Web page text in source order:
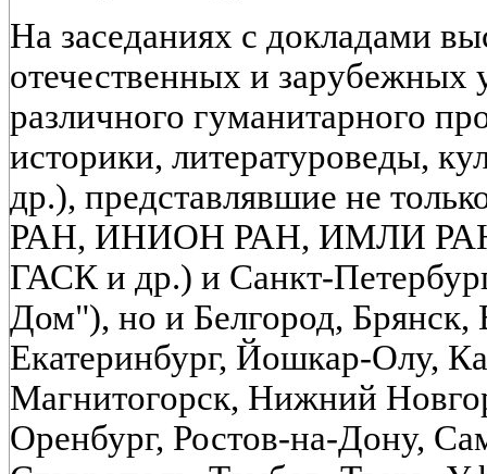
На заседаниях с докладами
отечественных и зарубежных
различного гуманитарного
историки, литературоведы,
др.), представлявшие не
РАН, ИНИОН РАН, ИМЛИ
ГАСК и др.) и Санкт-
Дом"), но и Белгород, Брянск,
Екатеринбург, Йошкар-Олу,
Магнитогорск, Нижний
Оренбург, Ростов-на-Дону,